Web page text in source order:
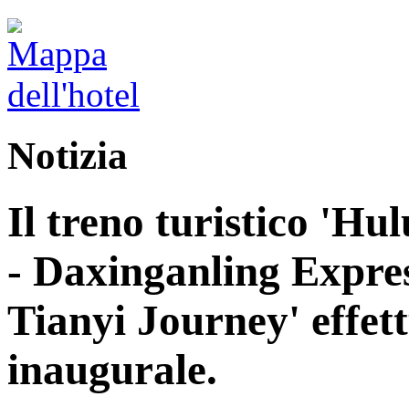
Notizia
Il treno turistico
- Daxinganling
Tianyi Journey'
inaugurale.